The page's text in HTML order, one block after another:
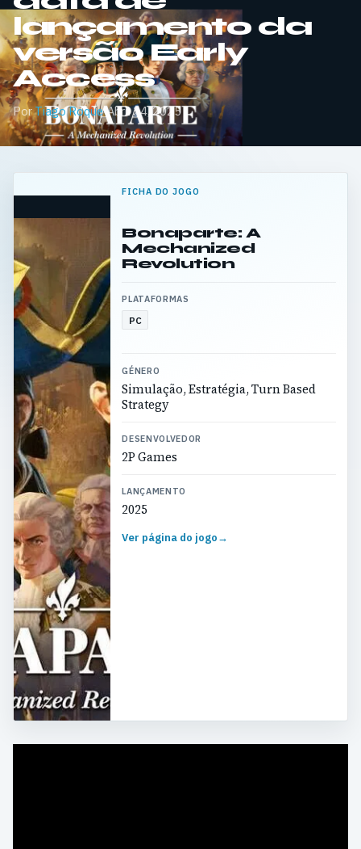
lançamento da
versão Early
Access
PorTiago Roque·Abril 24, 2025
FICHA DO JOGO
Bonaparte: A
Mechanized
Revolution
PLATAFORMAS
PC
GÉNERO
Simulação, Estratégia, Turn Based
Strategy
DESENVOLVEDOR
2P Games
LANÇAMENTO
2025
Ver página do jogo→